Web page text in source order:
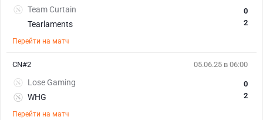
Team Curtain
Tearlaments
0
2
Перейти на матч
05.06.25 в 06:00
Lose Gaming
WHG
0
2
Перейти на матч
CN#2